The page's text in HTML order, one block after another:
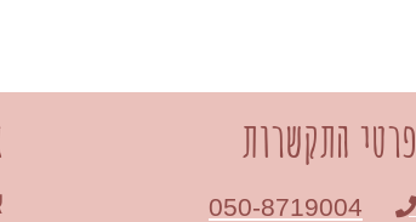
פרטי התקשרות
050-8719004